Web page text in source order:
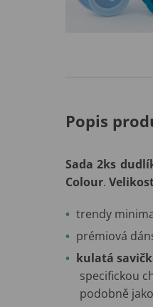
Popis
Sada 2ks
Colour.
trendy
prémiová
kulatá
specifickou
podobně